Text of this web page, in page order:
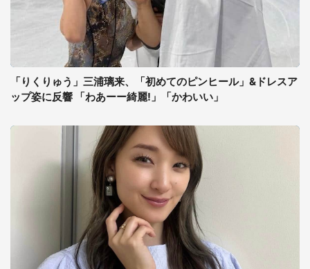
「りくりゅう」三浦璃来、「初めてのピンヒール」&ドレスア
ップ姿に反響 「わあーー綺麗!」「かわいい」